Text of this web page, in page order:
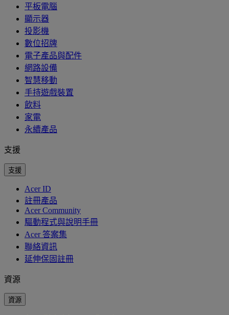
平板電腦
顯示器
投影機
數位招牌
電子產品與配件
網路設備
智慧移動
手持遊戲裝置
飲料
家電
永續產品
支援
支援
Acer ID
註冊產品
Acer Community
驅動程式與說明手冊
Acer 答案集
聯絡資訊
延伸保固註冊
資源
資源